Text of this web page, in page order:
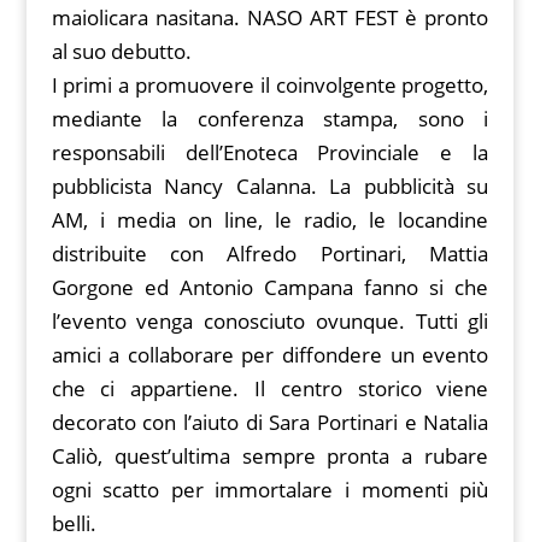
maiolicara nasitana. NASO ART FEST è pronto
al suo debutto.
I primi a promuovere il coinvolgente progetto,
mediante la conferenza stampa, sono i
responsabili dell’Enoteca Provinciale e la
pubblicista Nancy Calanna. La pubblicità su
AM, i media on line, le radio, le locandine
distribuite con Alfredo Portinari, Mattia
Gorgone ed Antonio Campana fanno si che
l’evento venga conosciuto ovunque. Tutti gli
amici a collaborare per diffondere un evento
che ci appartiene. Il centro storico viene
decorato con l’aiuto di Sara Portinari e Natalia
Caliò, quest’ultima sempre pronta a rubare
ogni scatto per immortalare i momenti più
belli.